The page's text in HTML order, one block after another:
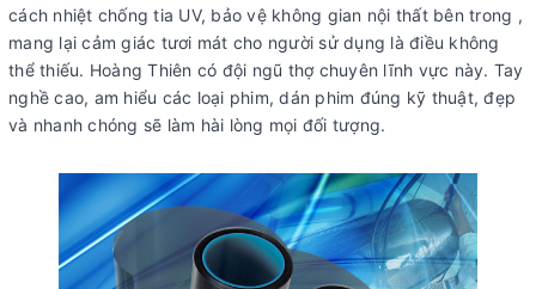
cách nhiệt chống tia UV, bảo vệ không gian nội thất bên trong ,
mang lại cảm giác tươi mát cho người sử dụng là điều không
thể thiếu. Hoàng Thiên có đội ngũ thợ chuyên lĩnh vực này. Tay
nghề cao, am hiểu các loại phim, dán phim đúng kỹ thuật, đẹp
và nhanh chóng sẽ làm hài lòng mọi đối tượng.